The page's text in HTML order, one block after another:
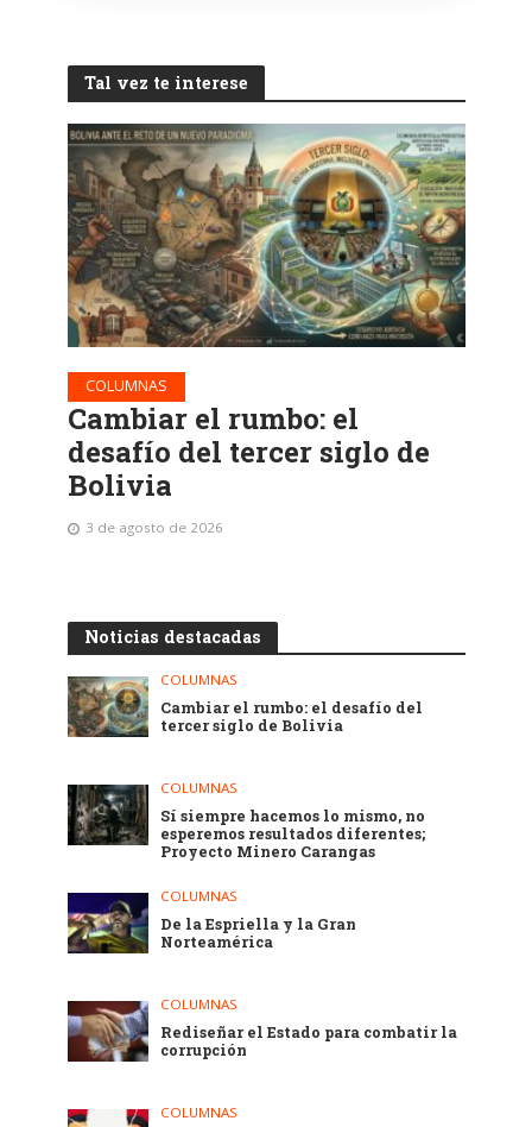
Tal vez te interese
COLUMNAS
Cambiar el rumbo: el
desafío del tercer siglo de
Bolivia
3 de agosto de 2026
Noticias destacadas
COLUMNAS
Cambiar el rumbo: el desafío del
tercer siglo de Bolivia
COLUMNAS
Sí siempre hacemos lo mismo, no
esperemos resultados diferentes;
Proyecto Minero Carangas
COLUMNAS
De la Espriella y la Gran
Norteamérica
COLUMNAS
Rediseñar el Estado para combatir la
corrupción
COLUMNAS